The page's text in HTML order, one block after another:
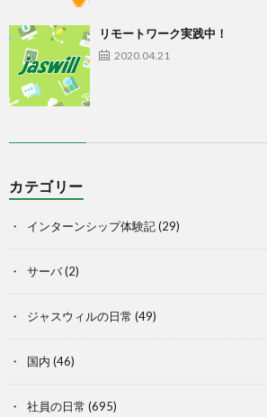
リモートワーク実践中！
2020.04.21
カテゴリー
インターンシップ体験記(29)
サーバ(2)
ジャスウィルの日常 (49)
国内 (46)
社員の日常 (695)